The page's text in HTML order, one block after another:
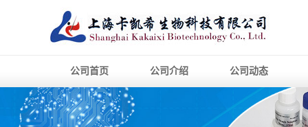
公司首页 公司介绍 公司动态